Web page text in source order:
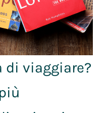
di viaggiare?